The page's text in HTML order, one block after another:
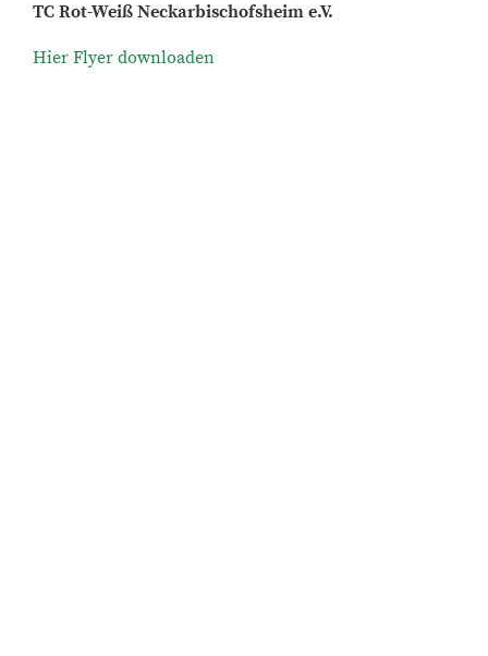
TC Rot-Weiß Neckarbischofsheim e.V.
Hier Flyer downloaden